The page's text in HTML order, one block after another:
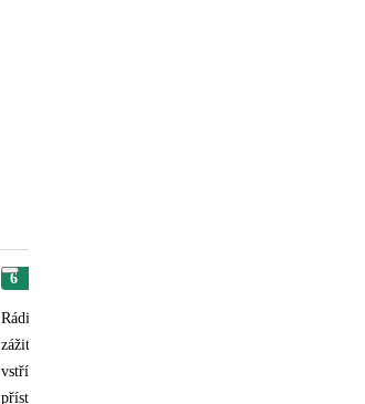
6
Rádi bychom poděkovali za nádherně zorganizovanou
zážitků a vzpomínek. Velké poděkování patří především delegátce Míše. Po celou dobu byla velmi milá, usměvavá, ochotná a
vstřícná. Se vším poradila, vše trpělivě vysvětlila a
přístupu jsme si mohli dovolenou naplno užít bez jakýchkoliv starostí. Děkujeme Čedoku za skvěle